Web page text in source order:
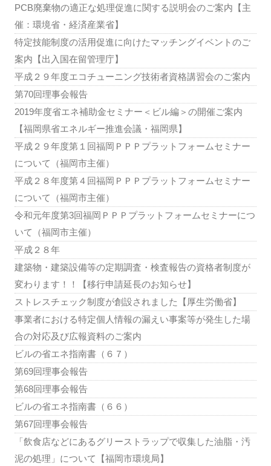
PCB廃棄物の適正な処理促進に関する説明会のご案内【主
催：環境省・経済産業省】
特定技能制度の活用促進に向けたマッチングイベントのご
案内【出入国在留管理庁】
平成２９年度エコチューニング技術者資格講習会のご案内
第70回理事会報告
2019年度省エネ補助金セミナー＜ビル編＞の開催ご案内
【福岡県省エネルギー推進会議・福岡県】
平成２９年度第１回福岡ＰＰＰプラットフォームセミナー
について（福岡市主催）
平成２８年度第４回福岡ＰＰＰプラットフォームセミナー
について（福岡市主催）
令和元年度第3回福岡ＰＰＰプラットフォームセミナーにつ
いて（福岡市主催）
平成２８年
建築物・建築設備等の定期調査・検査報告の資格者制度が
変わります！！【移行申請延長のお知らせ】
ストレスチェック制度が創設されました【厚生労働省】
事業者における特定個人情報の漏えい事案等が発生した場
合の対応及び広報資料のご案内
ビルの省エネ指南書（６７）
第69回理事会報告
第68回理事会報告
ビルの省エネ指南書（６６）
第67回理事会報告
「飲食店などにあるグリーストラップで収集した油脂・汚
泥の処理」について【福岡市環境局】